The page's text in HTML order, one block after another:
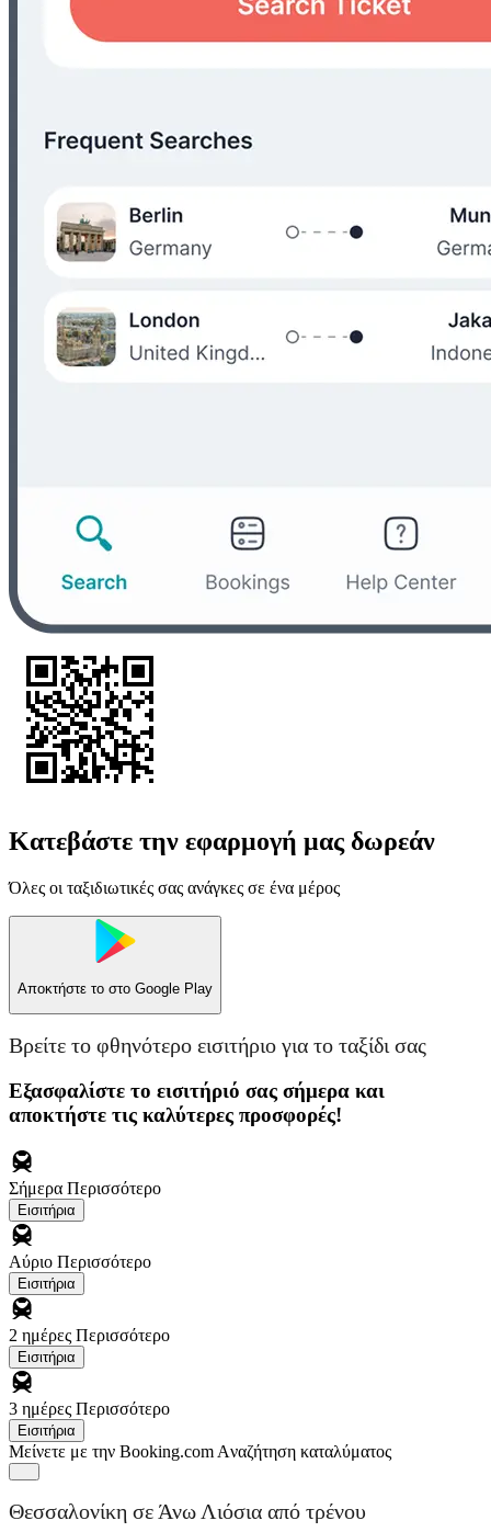
Κατεβάστε την εφαρμογή μας δωρεάν
Όλες οι ταξιδιωτικές σας ανάγκες σε ένα μέρος
Αποκτήστε το στο Google Play
Βρείτε το φθηνότερο εισιτήριο για το ταξίδι σας
Εξασφαλίστε το εισιτήριό σας σήμερα και
αποκτήστε τις καλύτερες προσφορές!
Σήμερα Περισσότερο
Εισιτήρια
Αύριο Περισσότερο
Εισιτήρια
2 ημέρες Περισσότερο
Εισιτήρια
3 ημέρες Περισσότερο
Εισιτήρια
Μείνετε με την Booking.com Aναζήτηση καταλύματος
Θεσσαλονίκη σε Άνω Λιόσια από τρένου